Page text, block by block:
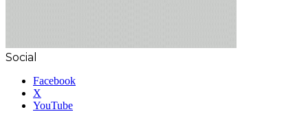
Social
Facebook
X
YouTube